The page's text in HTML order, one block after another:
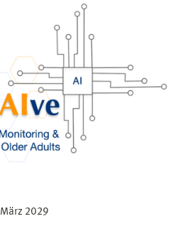
März 2029